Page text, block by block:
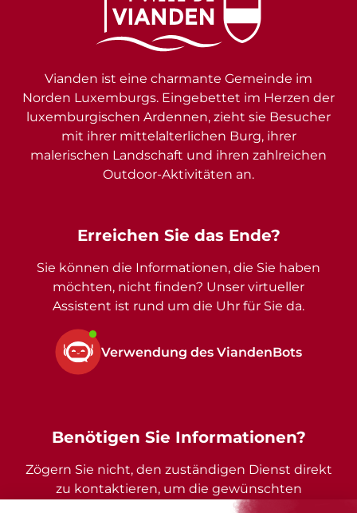
Erreichen Sie das Ende?
Sie können die Informationen, die Sie haben
möchten, nicht finden? Unser virtueller
Assistent ist rund um die Uhr für Sie da.
Verwendung des ViandenBots
Vianden ist eine charmante Gemeinde im
Norden Luxemburgs. Eingebettet im Herzen der
luxemburgischen Ardennen, zieht sie Besucher
mit ihrer mittelalterlichen Burg, ihrer
malerischen Landschaft und ihren zahlreichen
Outdoor-Aktivitäten an.
Benötigen Sie Informationen?
Zögern Sie nicht, den zuständigen Dienst direkt
zu kontaktieren, um die gewünschten
Auskünfte zu erhalten.